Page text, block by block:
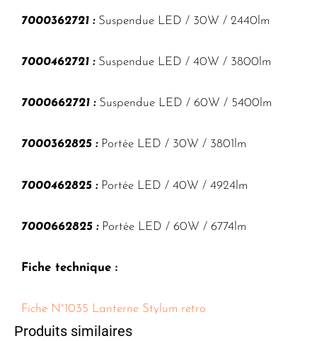
7000362721 : Suspendue LED / 30W / 2440lm
7000462721 : Suspendue LED / 40W / 3800lm
7000662721 : Suspendue LED / 60W / 5400lm
7000362825 : Portée LED / 30W / 3801lm
7000462825 : Portée LED / 40W / 4924lm
7000662825 : Portée LED / 60W / 6774lm
Fiche technique :
Fiche N°1035 Lanterne Stylum retro
Produits similaires